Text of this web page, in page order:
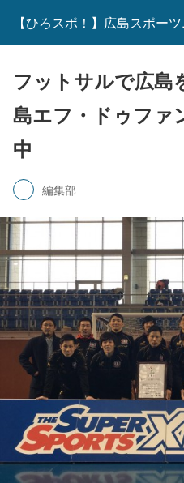
【ひろスポ！】広島スポー
フットサルで広島
島エフ・ドゥファ
中
編集部